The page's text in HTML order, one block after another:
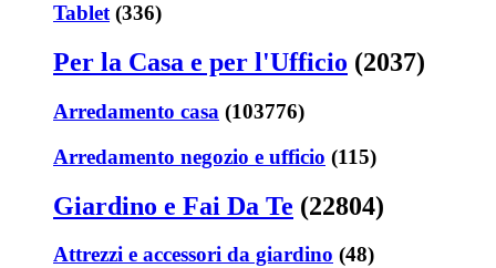
Tablet (336)
Per la Casa e per l'Ufficio (2037)
Arredamento casa (103776)
Arredamento negozio e ufficio (115)
Giardino e Fai Da Te (22804)
Attrezzi e accessori da giardino (48)